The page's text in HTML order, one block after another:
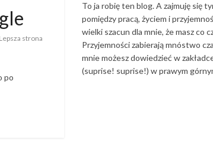
Lepsza strona
po
To ja robię ten blog. A zajmuję się
pomiędzy pracą, życiem i
wielki szacun dla mnie, że masz co
Przyjemności zabierają mnóstwo
mnie możesz dowiedzieć w
(suprise! suprise!) w prawym